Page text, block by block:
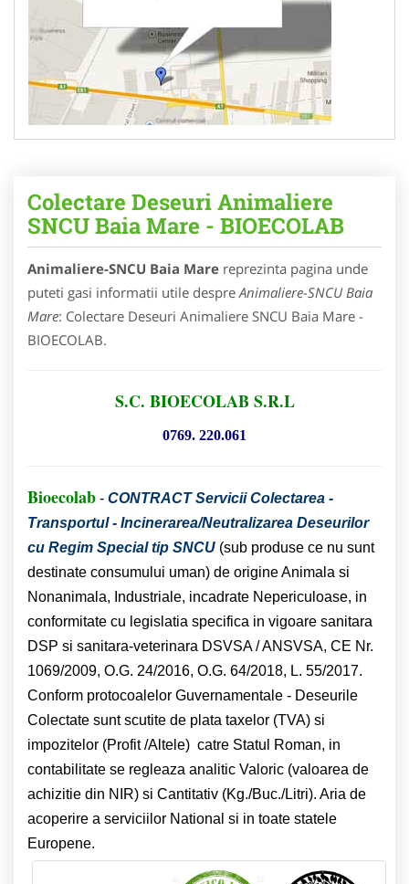
Colectare Deseuri Animaliere
SNCU Baia Mare - BIOECOLAB
Animaliere-SNCU Baia Mare reprezinta pagina unde
puteti gasi informatii utile despreAnimaliere-SNCU Baia
Mare: Colectare Deseuri Animaliere SNCU Baia Mare -
BIOECOLAB.
S.C. BIOECOLAB S.R.L
0769. 220.061
Bioecolab - CONTRACT Servicii Colectarea -
Transportul - Incinerarea/Neutralizarea Deseurilor
cu Regim Special tip SNCU (sub produse ce nu sunt
destinate consumului uman) de origine Animala si
Nonanimala, Industriale, incadrate Nepericuloase, in
conformitate cu legislatia specifica in vigoare sanitara
DSP si sanitara-veterinara DSVSA / ANSVSA, CE Nr.
1069/2009, O.G. 24/2016, O.G. 64/2018, L. 55/2017.
Conform protocoalelor Guvernamentale - Deseurile
Colectate sunt scutite de plata taxelor (TVA) si
impozitelor (Profit /Altele) catre Statul Roman, in
contabilitate se regleaza analitic Valoric (valoarea de
achizitie din NIR) si Cantitativ (Kg./Buc./Litri). Aria de
acoperire a serviciilor National si in toate statele
Europene.